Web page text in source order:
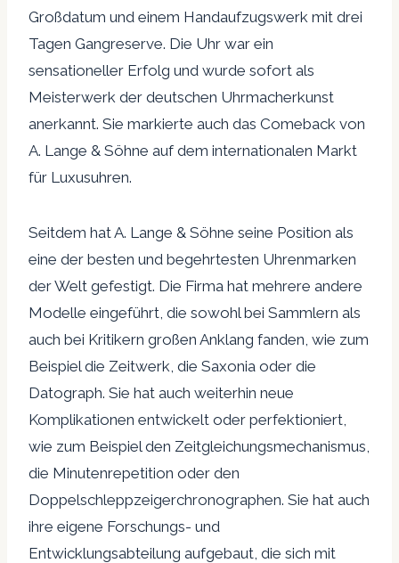
Großdatum und einem Handaufzugswerk mit drei
Tagen Gangreserve. Die Uhr war ein
sensationeller Erfolg und wurde sofort als
Meisterwerk der deutschen Uhrmacherkunst
anerkannt. Sie markierte auch das Comeback von
A. Lange & Söhne auf dem internationalen Markt
für Luxusuhren.
Seitdem hat A. Lange & Söhne seine Position als
eine der besten und begehrtesten Uhrenmarken
der Welt gefestigt. Die Firma hat mehrere andere
Modelle eingeführt, die sowohl bei Sammlern als
auch bei Kritikern großen Anklang fanden, wie zum
Beispiel die Zeitwerk, die Saxonia oder die
Datograph. Sie hat auch weiterhin neue
Komplikationen entwickelt oder perfektioniert,
wie zum Beispiel den Zeitgleichungsmechanismus,
die Minutenrepetition oder den
Doppelschleppzeigerchronographen. Sie hat auch
ihre eigene Forschungs- und
Entwicklungsabteilung aufgebaut, die sich mit